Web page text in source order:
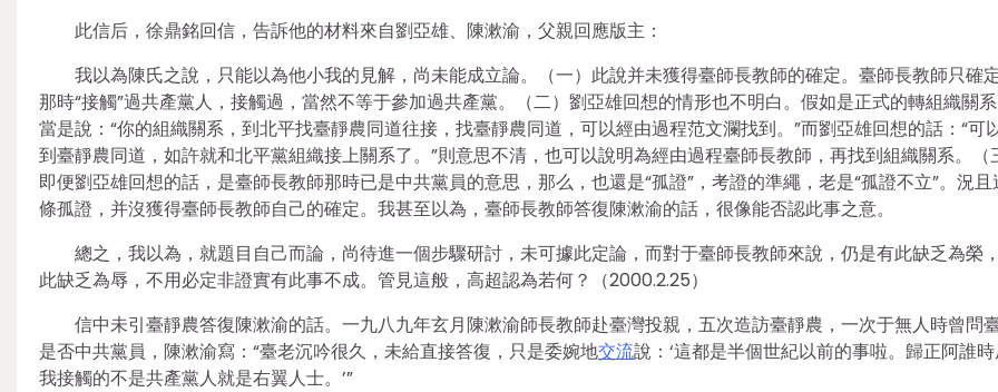
此信后，徐鼎銘回信，告訴他的材料來自劉亞雄、陳漱渝，父親回應版主：
我以為陳氏之說，只能以為他小我的見解，尚未能成立論。（一）此說并未獲得臺師長教師的確定。臺師長教師只確
那時“接觸”過共產黨人，接觸過，當然不等于參加過共產黨。（二）劉亞雄回想的情形也不明白。假如是正式的轉組織關
當是說：“你的組織關系，到北平找臺靜農同道往接，找臺靜農同道，可以經由過程范文瀾找到。”而劉亞雄回想的話：“可
到臺靜農同道，如許就和北平黨組織接上關系了。”則意思不清，也可以說明為經由過程臺師長教師，再找到組織關系。（
即便劉亞雄回想的話，是臺師長教師那時已是中共黨員的意思，那么，也還是“孤證”，考證的準繩，老是“孤證不立”。況且
條孤證，并沒獲得臺師長教師自己的確定。我甚至以為，臺師長教師答復陳漱渝的話，很像能否認此事之意。
總之，我以為，就題目自己而論，尚待進一個步驟研討，未可據此定論，而對于臺師長教師來說，仍是有此缺乏為榮
此缺乏為辱，不用必定非證實有此事不成。管見這般，高超認為若何？（2000.2.25）
信中未引臺靜農答復陳漱渝的話。一九八九年玄月陳漱渝師長教師赴臺灣投親，五次造訪臺靜農，一次于無人時曾問
是否中共黨員，陳漱渝寫：“臺老沉吟很久，未給直接答復，只是委婉地交流說：‘這都是半個世紀以前的事啦。歸正阿誰時
我接觸的不是共產黨人就是右翼人士。’”